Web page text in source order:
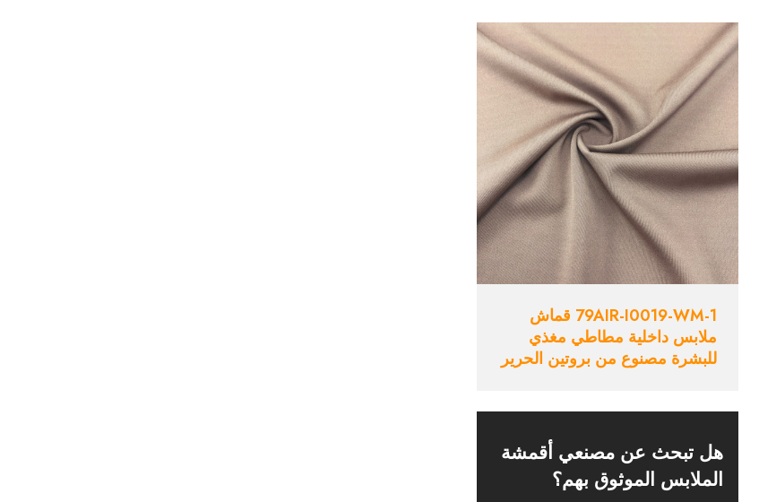
79AIR-I0019-WM-1 قماش
ملابس داخلية مطاطي مغذي
للبشرة مصنوع من بروتين الحرير
هل تبحث عن مصنعي أقمشة
الملابس الموثوق بهم؟